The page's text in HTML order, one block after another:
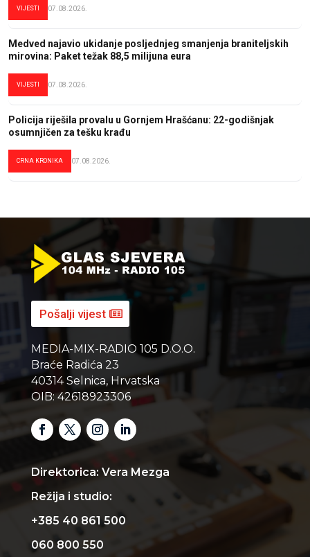
VIJESTI 07.08.2026.
Medved najavio ukidanje posljednjeg smanjenja braniteljskih
mirovina: Paket težak 88,5 milijuna eura
VIJESTI 07.08.2026.
Policija riješila provalu u Gornjem Hrašćanu: 22-godišnjak
osumnjičen za tešku krađu
CRNA KRONIKA 07.08.2026.
Pošalji vijest
MEDIA-MIX-RADIO 105 D.O.O.
Braće Radića 23
40314 Selnica, Hrvatska
OIB: 42618923306
Direktorica: Vera Mezga
Režija i studio:
+385 40 861 500
060 800 550